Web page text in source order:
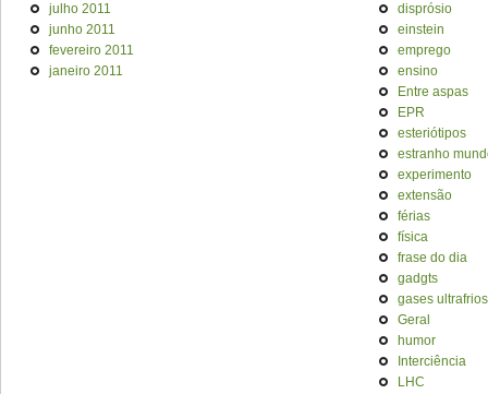
julho 2011
junho 2011
fevereiro 2011
janeiro 2011
disprósio
einstein
emprego
ensino
Entre aspas
EPR
esteriótipos
estranho
experimento
extensão
férias
física
frase do dia
gadgts
gases ultrafrios
Geral
humor
Interciência
LHC